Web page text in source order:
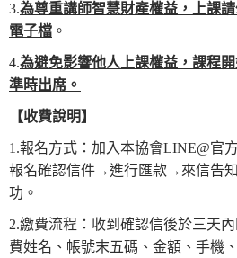
3.為尊重講師智慧財產權益，上課
電子檔 。
4.為避免影響他人上課權益，課程
準時出席 。
【收費說明】
1.報名方式：加入本協會LINE@官
報名確認信件→進行匯款→來信告
功。
2.繳費流程：收到確認信後於三天
費姓名、帳號末五碼、金額、手機